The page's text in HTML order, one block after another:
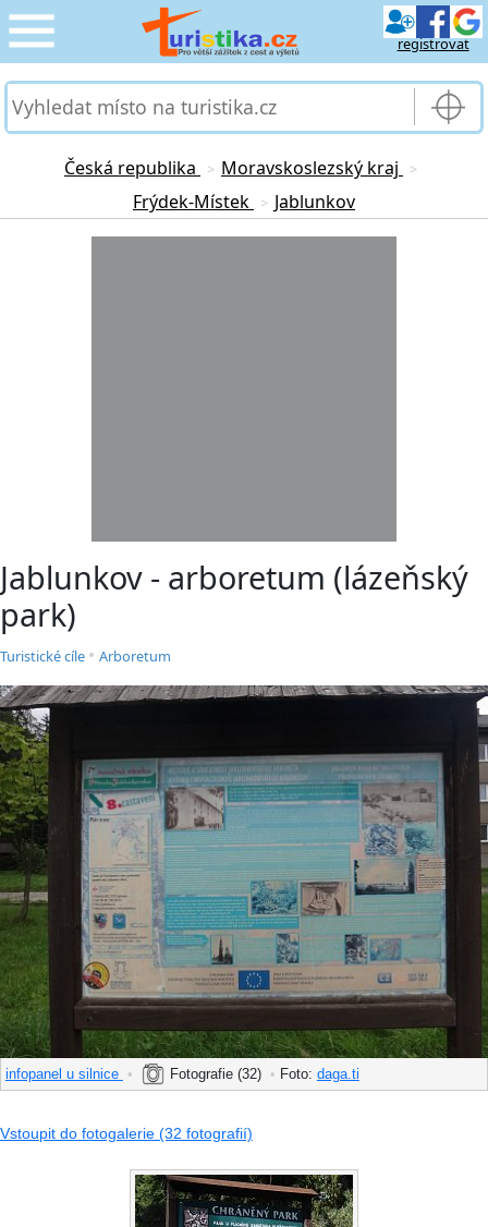
registrovat
CESTOVÁNÍ
SLUŽBY & DOPRAVA
PRO TURISTY ›
Česká republika > Moravskoslezský kraj >
Frýdek-Místek > Jablunkov
Jablunkov - arboretum (lázeňský
park)
Turistické cíle • Arboretum
infopanel u silnice • Fotografie (32) • Foto: daga.ti
Vstoupit do fotogalerie (32 fotografií)